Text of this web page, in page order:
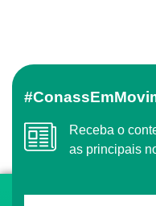
Receba o conteúdo semanal do Conass com
as principais